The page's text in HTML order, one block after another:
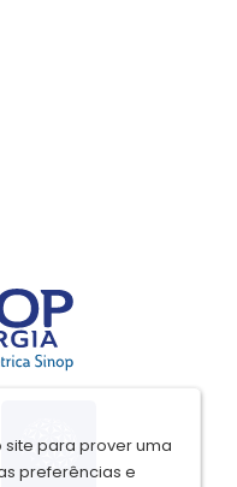
para prover uma
preferências e